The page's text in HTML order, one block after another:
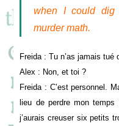
when I could dig
murder math.
Freida : Tu n’as jamais tué
Alex : Non, et toi ?
Freida : C’est personnel.
lieu de perdre mon
j’aurais creuser six petits